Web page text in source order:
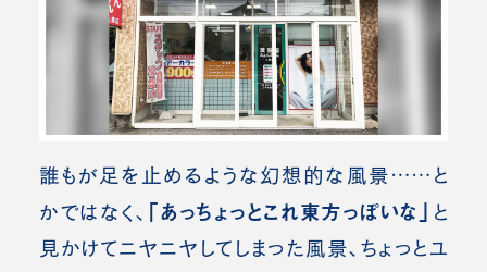
誰もが足を止めるような幻想的な風景……と
かではなく、 「あっちょっとこれ東方っぽいな」 と
見かけてニヤニヤしてしまった風景、ちょっとユ